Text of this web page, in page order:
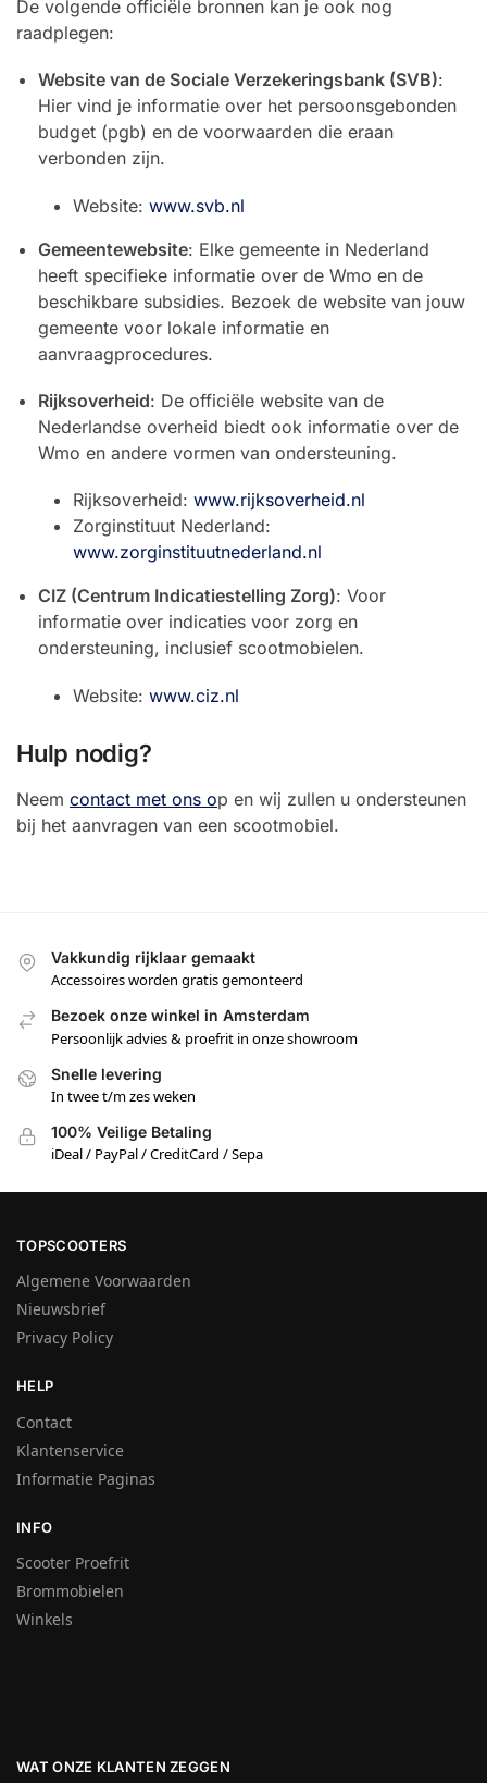
De volgende officiële bronnen kan je ook nog
raadplegen:
Website van de Sociale Verzekeringsbank (SVB):
Hier vind je informatie over het persoonsgebonden
budget (pgb) en de voorwaarden die eraan
verbonden zijn.
Website: www.svb.nl
Gemeentewebsite: Elke gemeente in Nederland
heeft specifieke informatie over de Wmo en de
beschikbare subsidies. Bezoek de website van jouw
gemeente voor lokale informatie en
aanvraagprocedures.
Rijksoverheid: De officiële website van de
Nederlandse overheid biedt ook informatie over de
Wmo en andere vormen van ondersteuning.
Rijksoverheid: www.rijksoverheid.nl
Zorginstituut Nederland:
www.zorginstituutnederland.nl
CIZ (Centrum Indicatiestelling Zorg): Voor
informatie over indicaties voor zorg en
ondersteuning, inclusief scootmobielen.
Website: www.ciz.nl
Hulp nodig?
Neem contact met ons op en wij zullen u ondersteunen
bij het aanvragen van een scootmobiel.
Vakkundig rijklaar gemaakt
Accessoires worden gratis gemonteerd
Bezoek onze winkel in Amsterdam
Persoonlijk advies & proefrit in onze showroom
Snelle levering
In twee t/m zes weken
100% Veilige Betaling
iDeal / PayPal / CreditCard / Sepa
TOPSCOOTERS
Algemene Voorwaarden
Nieuwsbrief
Privacy Policy
HELP
Contact
Klantenservice
Informatie Paginas
INFO
Scooter Proefrit
Brommobielen
Winkels
WAT ONZE KLANTEN ZEGGEN